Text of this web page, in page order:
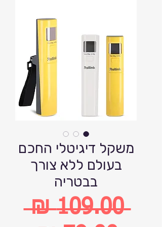
משקל דיגיטלי החכם
בעולם ללא צורך
בבטריה
‏109.00 ‏₪